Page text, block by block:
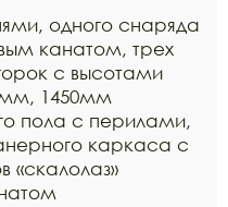
одного снаряда
канатом, трех
с высотами
1450мм
пола с перилами,
каркаса с
«скалолаз»